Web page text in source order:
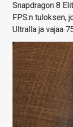
Snapdragon 8
FPS:n tuloksen,
Ultralla ja vajaa